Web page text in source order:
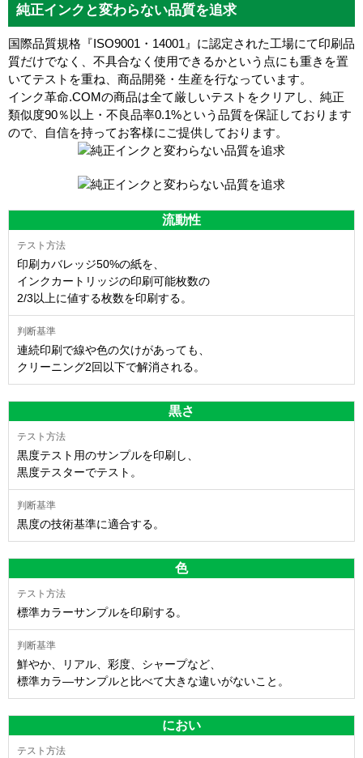
純正インクと変わらない品質を追求
国際品質規格『ISO9001・14001』に認定された工場にて印刷品
質だけでなく、不具合なく使用できるかという点にも重きを置
いてテストを重ね、商品開発・生産を行なっています。
インク革命.COMの商品は全て厳しいテストをクリアし、 純正
類似度90％以上・不良品率0.1%という品質を保証しております
ので、自信を持ってお客様にご提供しております。
流動性
印刷カバレッジ50%の紙を、
インクカートリッジの印刷可能枚数の
2/3以上に値する枚数を印刷する。
連続印刷で線や色の欠けがあっても、
クリーニング2回以下で解消される。
黒さ
黒度テスト用のサンプルを印刷し、
黒度テスターでテスト。
黒度の技術基準に適合する。
色
標準カラーサンプルを印刷する。
鮮やか、リアル、彩度、シャープなど、
標準カラ―サンプルと比べて大きな違いがないこと。
におい